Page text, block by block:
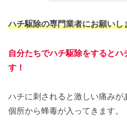
ハチ駆除の専門業者にお願いし
自分たちでハチ駆除をすると
す！
ハチに刺されると激しい痛みが
個所から蜂毒が入ってきます。